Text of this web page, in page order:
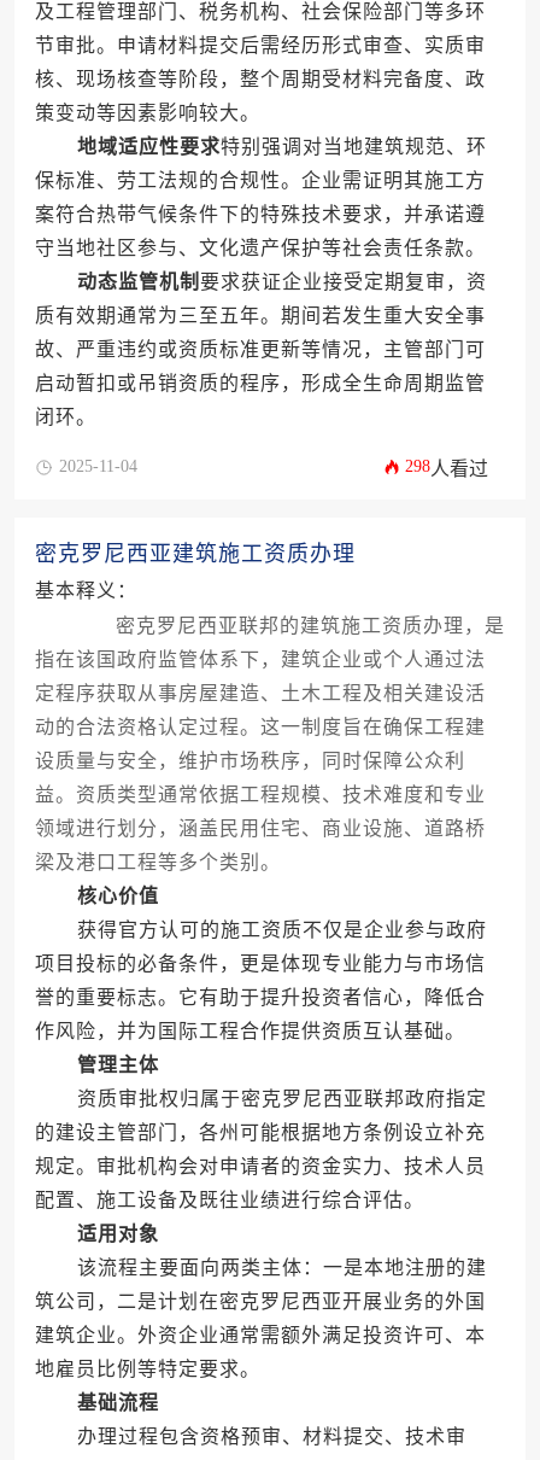
及工程管理部门、税务机构、社会保险部门等多环
节审批。申请材料提交后需经历形式审查、实质审
核、现场核查等阶段，整个周期受材料完备度、政
策变动等因素影响较大。
地域适应性要求特别强调对当地建筑规范、环
保标准、劳工法规的合规性。企业需证明其施工方
案符合热带气候条件下的特殊技术要求，并承诺遵
守当地社区参与、文化遗产保护等社会责任条款。
动态监管机制 要求获证企业接受定期复审，资
质有效期通常为三至五年。期间若发生重大安全事
故、严重违约或资质标准更新等情况，主管部门可
启动暂扣或吊销资质的程序，形成全生命周期监管
闭环。
2025-11-04 298人看过
密克罗尼西亚建筑施工资质办理
基本释义：
密克罗尼西亚联邦的建筑施工资质办理，是
指在该国政府监管体系下，建筑企业或个人通过法
定程序获取从事房屋建造、土木工程及相关建设活
动的合法资格认定过程。这一制度旨在确保工程建
设质量与安全，维护市场秩序，同时保障公众利
益。资质类型通常依据工程规模、技术难度和专业
领域进行划分，涵盖民用住宅、商业设施、道路桥
梁及港口工程等多个类别。
核心价值
获得官方认可的施工资质不仅是企业参与政府
项目投标的必备条件，更是体现专业能力与市场信
誉的重要标志。它有助于提升投资者信心，降低合
作风险，并为国际工程合作提供资质互认基础。
管理主体
资质审批权归属于密克罗尼西亚联邦政府指定
的建设主管部门，各州可能根据地方条例设立补充
规定。审批机构会对申请者的资金实力、技术人员
配置、施工设备及既往业绩进行综合评估。
适用对象
该流程主要面向两类主体：一是本地注册的建
筑公司，二是计划在密克罗尼西亚开展业务的外国
建筑企业。外资企业通常需额外满足投资许可、本
地雇员比例等特定要求。
基础流程
办理过程包含资格预审、材料提交、技术审